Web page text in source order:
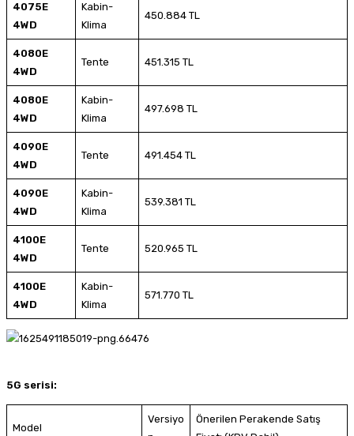
4075E
4WD
Kabin-
Klima
450.884 TL
4080E
4WD
Tente 451.315 TL
4080E
4WD
Kabin-
Klima
497.698 TL
4090E
4WD
Tente 491.454 TL
4090E
4WD
Kabin-
Klima
539.381 TL
4100E
4WD
Tente 520.965 TL
4100E
4WD
Kabin-
Klima
571.770 TL
5G serisi:
Model
Versiyo
Önerilen Perakende Satış